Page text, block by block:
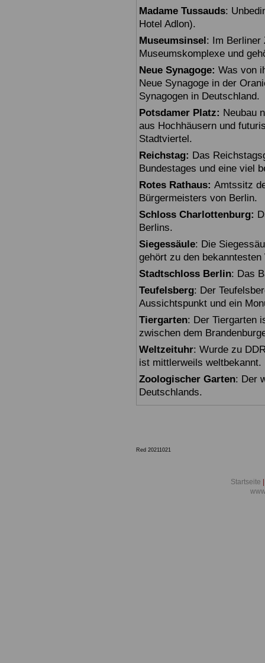
Madame Tussauds:
Hotel Adlon).
Museumsinsel : Im Berliner
Museumskomplexe und
Neue Synagoge: Was von
Neue Synagoge in der
Synagogen in Deutschland.
Potsdamer Platz: Neubau
aus Hochhäusern und
Stadtviertel.
Reichstag: Das
Bundestages und eine viel
Rotes Rathaus: Amtssitz
Bürgermeisters von Berlin.
Schloss Charlottenburg:
Berlins.
Siegessäule: Die
gehört zu den
Stadtschloss Berlin: Das
Teufelsberg: Der
Aussichtspunkt und ein
Tiergarten: Der Tiergarten
zwischen dem
Weltzeituhr: Wurde zu
ist mittlerweils weltbekannt.
Zoologischer Garten: Der
Deutschlands.
Red 20211021
Startseite